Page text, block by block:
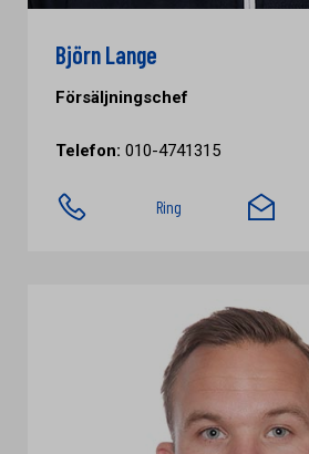
Björn Lange
Försäljningschef
Telefon: 010-4741315
Ring